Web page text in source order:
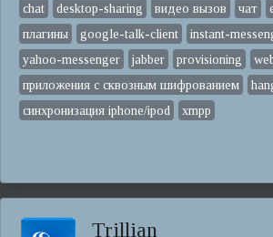
chat
desktop-sharing видео вызов чат
плагины
google-talk-client instant-
yahoo-messenger
jabber provisioning
приложения с сквозным шифрованием
синхронизация iphone/ipod
xmpp
Trillian